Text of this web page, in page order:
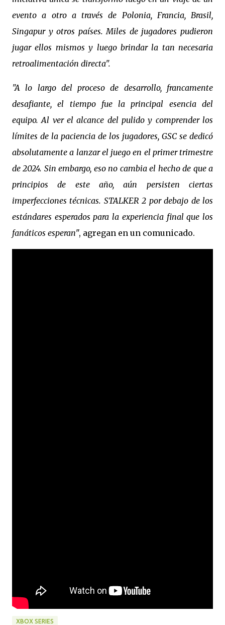
evento a otro a través de Polonia, Francia, Brasil,
Singapur y otros países. Miles de jugadores pudieron
jugar ellos mismos y luego brindar la tan necesaria
retroalimentación directa".
"A lo largo del proceso de desarrollo, francamente
desafiante, el tiempo fue la principal esencia del
equipo. Al ver el alcance del pulido y comprender los
límites de la paciencia de los jugadores, GSC se dedicó
absolutamente a lanzar el juego en el primer trimestre
de 2024. Sin embargo, eso no cambia el hecho de que a
principios de este año, aún persisten ciertas
imperfecciones técnicas. STALKER 2 por debajo de los
estándares esperados para la experiencia final que los
fanáticos esperan", agregan en un comunicado.
XBOX SERIES